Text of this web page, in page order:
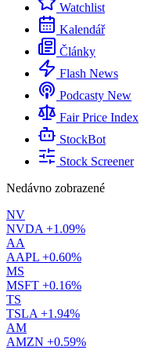
Watchlist
Kalendář
Články
Flash News
Podcasty New
Fair Price Index
StockBot
Stock Screener
Nedávno zobrazené
NV
NVDA +1.09%
AA
AAPL +0.60%
MS
MSFT +0.16%
TS
TSLA +1.94%
AM
AMZN +0.59%